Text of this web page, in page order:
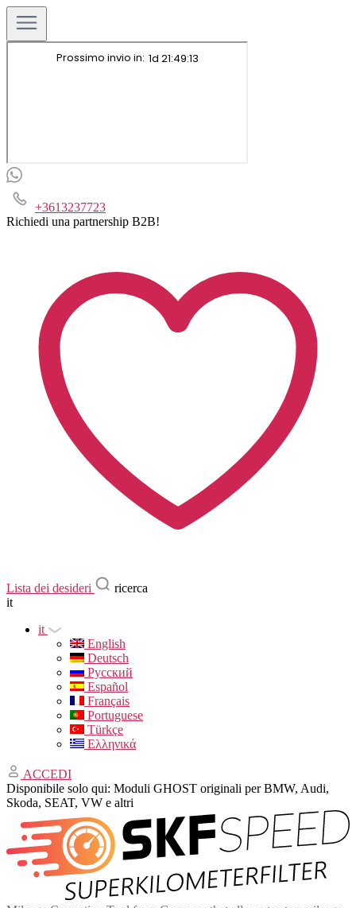
+3613237723
Richiedi una partnership B2B!
Lista dei desideri
ricerca
it
it
English
Deutsch
Русский
Español
Français
Portuguese
Türkçe
Ελληνικά
ACCEDI
Disponibile solo qui: Moduli GHOST originali per BMW, Audi,
Skoda, SEAT, VW e altri